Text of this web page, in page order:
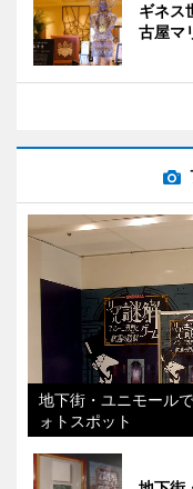
ギネス
古屋マ
地下街・ユニモール
ォトスポット